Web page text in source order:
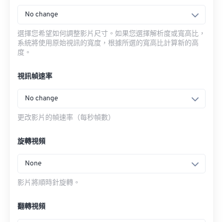
No change
選擇您希望如何調整影片尺寸。如果您選擇解析度或寬高比，
系統將使用原始視訊的寬度，根據所選的寬高比計算新的高
度。
視訊幀速率
No change
更改影片的幀速率（每秒幀數）
旋轉視頻
None
影片將順時針旋轉。
翻轉視頻